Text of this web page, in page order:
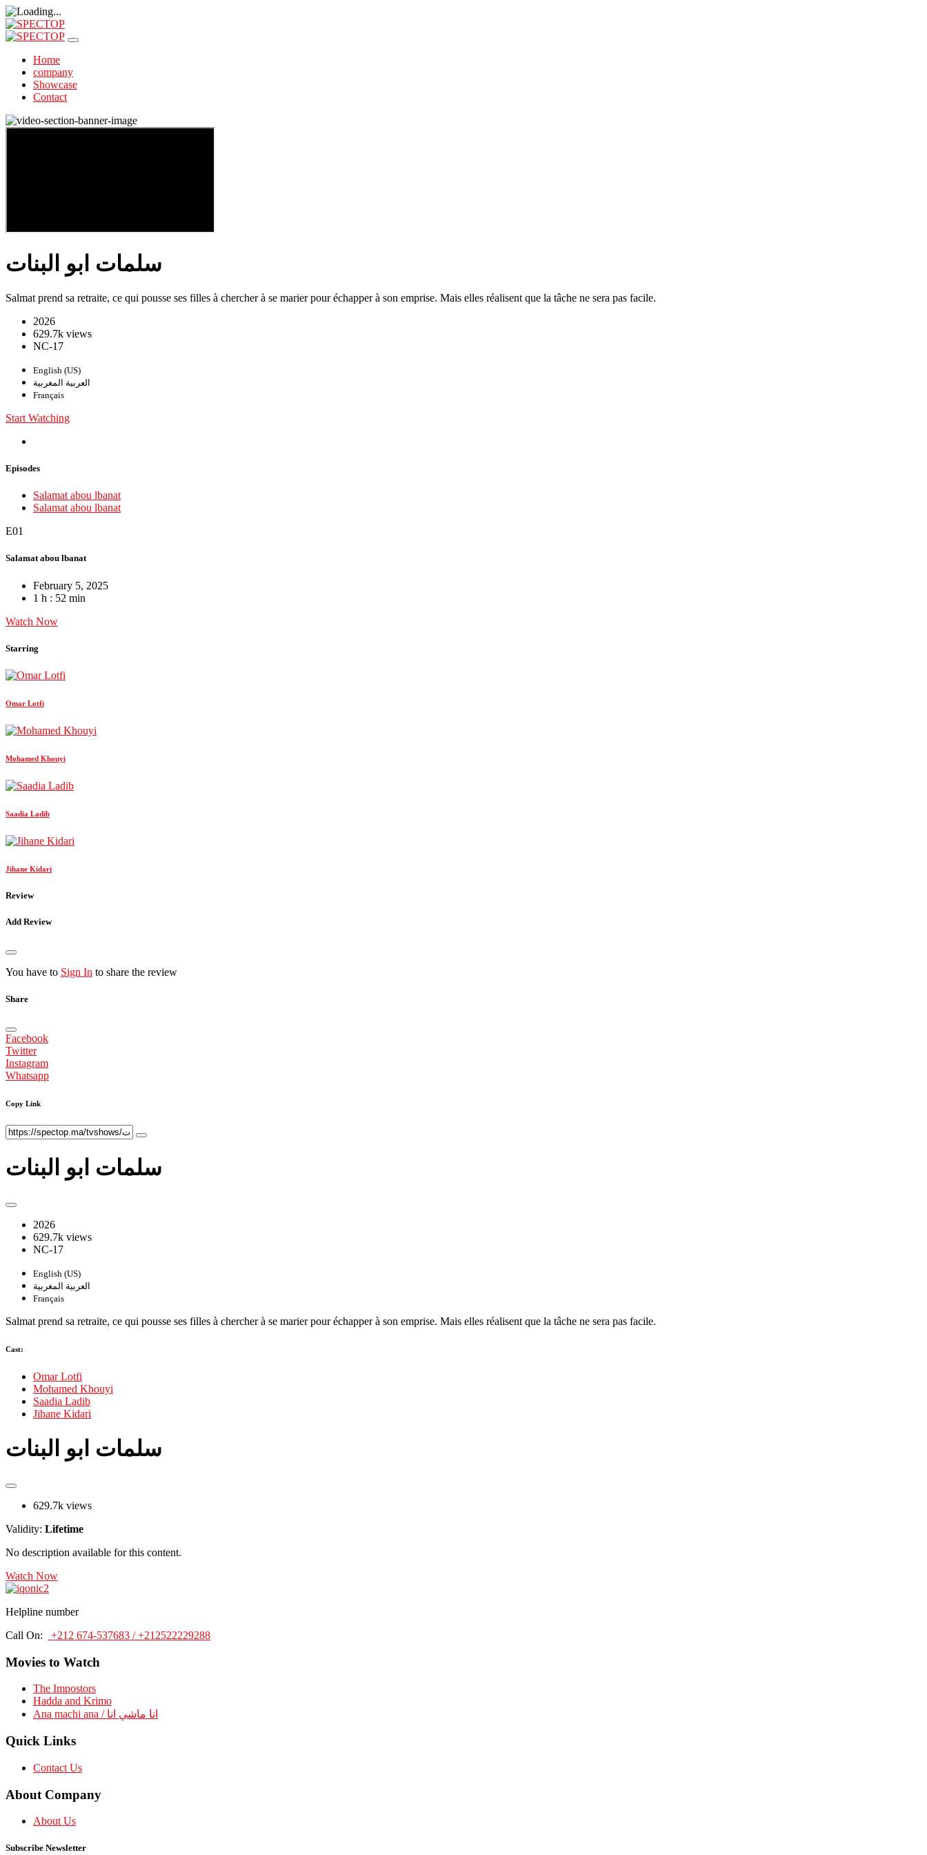
Home
company
Showcase
Contact
سلمات ابو البنات
Salmat prend sa retraite, ce qui pousse ses filles à chercher à se marier pour échapper à son emprise. Mais elles réalisent que la tâche ne sera pas facile.
2026
629.7k views
NC-17
English (US)
العربية المغربية
Français
Start Watching
Episodes
Salamat abou lbanat
Salamat abou lbanat
E01
Salamat abou lbanat
February 5, 2025
1 h : 52 min
Watch Now
Starring
Omar Lotfi
Mohamed Khouyi
Saadia Ladib
Jihane Kidari
Review
Add Review
You have to Sign In to share the review
Share
Facebook
Twitter
Instagram
Whatsapp
Copy Link
سلمات ابو البنات
2026
629.7k views
NC-17
English (US)
العربية المغربية
Français
Salmat prend sa retraite, ce qui pousse ses filles à chercher à se marier pour échapper à son emprise. Mais elles réalisent que la tâche ne sera pas facile.
Cast:
Omar Lotfi
Mohamed Khouyi
Saadia Ladib
Jihane Kidari
سلمات ابو البنات
629.7k views
Validity: Lifetime
No description available for this content.
Watch Now
Helpline number
Call On:
+212 674-537683 / +212522229288
Movies to Watch
The Impostors
Hadda and Krimo
Ana machi ana / انا ماشي انا
Quick Links
Contact Us
About Company
About Us
Subscribe Newsletter